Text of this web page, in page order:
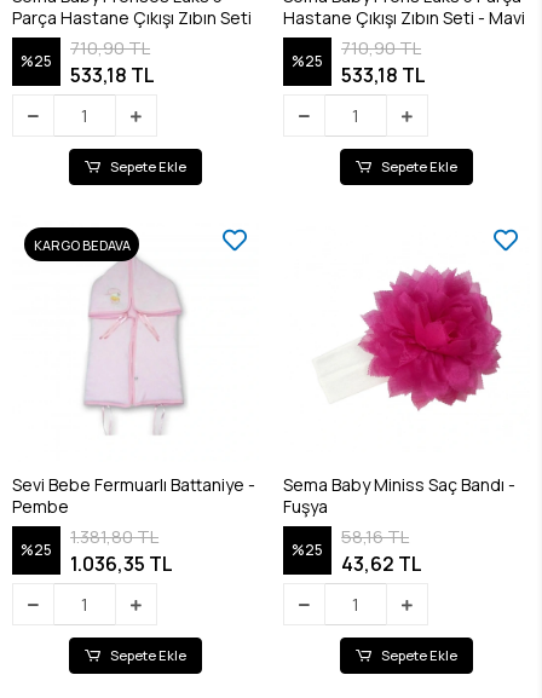
Parça Hastane Çıkışı Zıbın Seti
%25
710,90 TL
533,18 TL
Sepete Ekle
Hastane Çıkışı Zıbın Seti - Mavi
%25
710,90 TL
533,18 TL
Sepete Ekle
KARGO BEDAVA
Sevi Bebe Fermuarlı Battaniye -
Pembe
%25
1.381,80 TL
1.036,35 TL
Sepete Ekle
Sema Baby Miniss Saç Bandı -
Fuşya
%25
58,16 TL
43,62 TL
Sepete Ekle